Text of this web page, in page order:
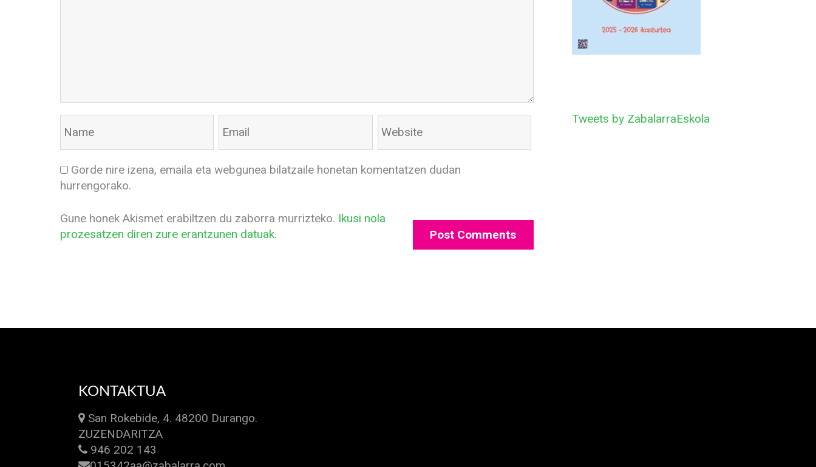
Gorde nire izena, emaila eta webgunea bilatzaile honetan komentatzen dudan
hurrengorako.
Gune honek Akismet erabiltzen du zaborra murrizteko. Ikusi nola
prozesatzen diren zure erantzunen datuak.
Tweets by ZabalarraEskola
KONTAKTUA
San Rokebide, 4. 48200 Durango.
ZUZENDARITZA
946 202 143